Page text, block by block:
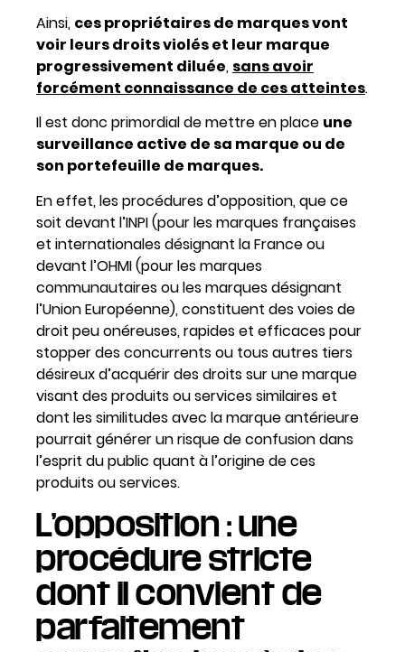
Ainsi, ces propriétaires de marques vont
voir leurs droits violés et leur marque
progressivement diluée, sans avoir
forcément connaissance de ces atteintes.
Il est donc primordial de mettre en place une
surveillance active de sa marque ou de
son portefeuille de marques.
En effet, les procédures d’opposition, que ce
soit devant l’INPI (pour les marques françaises
et internationales désignant la France ou
devant l’OHMI (pour les marques
communautaires ou les marques désignant
l’Union Européenne), constituent des voies de
droit peu onéreuses, rapides et efficaces pour
stopper des concurrents ou tous autres tiers
désireux d’acquérir des droits sur une marque
visant des produits ou services similaires et
dont les similitudes avec la marque antérieure
pourrait générer un risque de confusion dans
l’esprit du public quant à l’origine de ces
produits ou services.
L’opposition : une
procédure stricte
dont il convient de
parfaitement